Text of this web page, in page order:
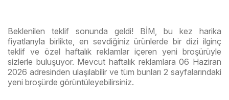
Beklenilen teklif sonunda geldi! BİM, bu kez harika
fiyatlarıyla birlikte, en sevdiğiniz ürünlerde bir dizi ilginç
teklif ve özel haftalık reklamlar içeren yeni broşürüyle
sizlerle buluşuyor. Mevcut haftalık reklamlara 06 Haziran
2026 adresinden ulaşılabilir ve tüm bunları 2 sayfalarındaki
yeni broşürde görüntüleyebilirsiniz.